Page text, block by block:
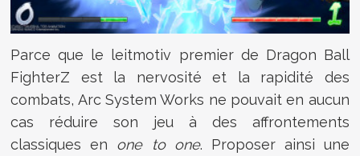
Parce que le leitmotiv premier de Dragon Ball
FighterZ est la nervosité et la rapidité des
combats, Arc System Works ne pouvait en aucun
cas réduire son jeu à des affrontements
classiques en one to one. Proposer ainsi une